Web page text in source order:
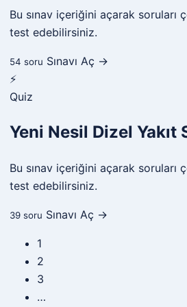
Bu sınav içeriğini açarak soruları
test edebilirsiniz.
54 soru Sınavı Aç →
⚡
Quiz
Yeni Nesil Dizel Yakıt
Bu sınav içeriğini açarak soruları
test edebilirsiniz.
39 soru Sınavı Aç →
1
2
3
…